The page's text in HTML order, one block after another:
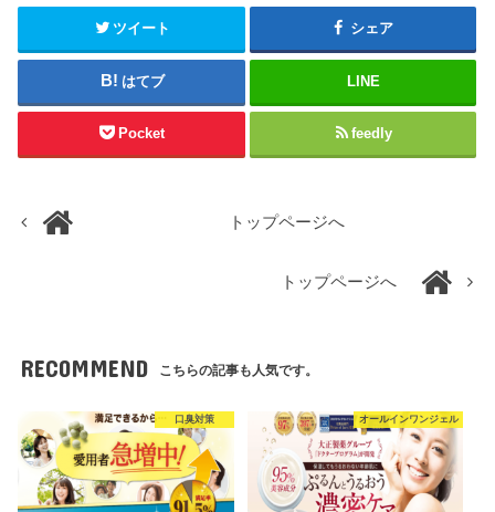
ツイート シェア
はてブ LINE
Pocket feedly
トップページへ
トップページへ
RECOMMEND こちらの記事も人気です。
口臭対策 オールインワンジェル